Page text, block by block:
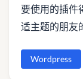
要使用的插件
适主题的朋友
Wordpress